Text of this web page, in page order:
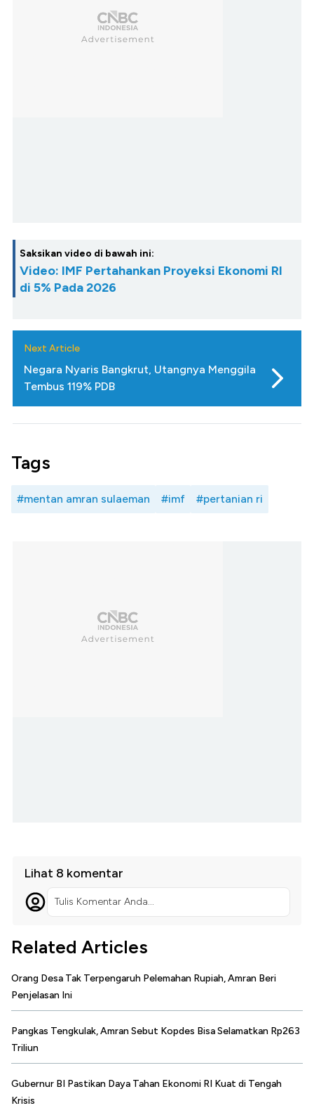
Saksikan video di bawah ini:
Video: IMF Pertahankan Proyeksi Ekonomi RI
di 5% Pada 2026
Next Article
Negara Nyaris Bangkrut, Utangnya Menggila
Tembus 119% PDB
Tags
#mentan amran sulaeman #imf #pertanian ri
Lihat 8 komentar
Tulis Komentar Anda...
Related Articles
Orang Desa Tak Terpengaruh Pelemahan Rupiah, Amran Beri
Penjelasan Ini
Pangkas Tengkulak, Amran Sebut Kopdes Bisa Selamatkan Rp263
Triliun
Gubernur BI Pastikan Daya Tahan Ekonomi RI Kuat di Tengah
Krisis